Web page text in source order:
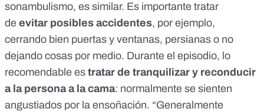
sonambulismo, es similar. Es importante tratar
de evitar posibles accidentes, por ejemplo,
cerrando bien puertas y ventanas, persianas o no
dejando cosas por medio. Durante el episodio, lo
recomendable es tratar de tranquilizar y reconducir
a la persona a la cama: normalmente se sienten
angustiados por la ensoñación. “Generalmente